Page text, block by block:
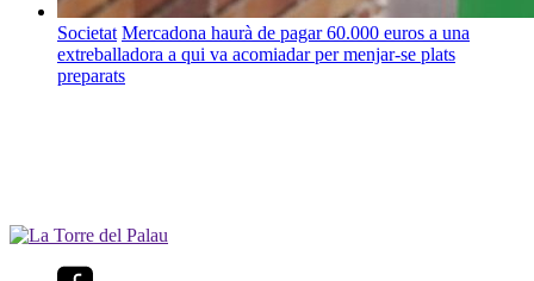
Societat Mercadona haurà de pagar 60.000 euros a una
extreballadora a qui va acomiadar per menjar-se plats
preparats